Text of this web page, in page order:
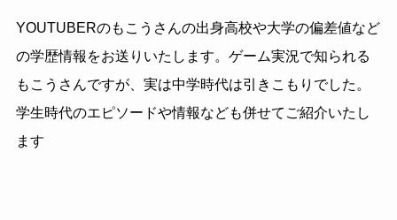
YOUTUBERのもこうさんの出身高校や大学の偏差値など
の学歴情報をお送りいたします。ゲーム実況で知られる
もこうさんですが、実は中学時代は引きこもりでした。
学生時代のエピソードや情報なども併せてご紹介いたし
ます